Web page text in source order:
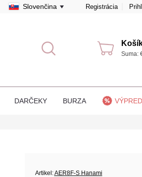
Slovenčina Registrácia
Suma:
DARČEKY BURZA
Artikel:AER8F-S Hanami